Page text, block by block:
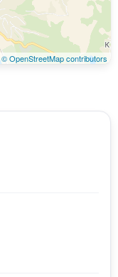
© OpenStreetMap contributors